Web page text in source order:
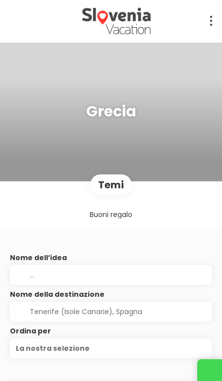
Grecia
Temi
Buoni regalo
Nome dell’idea
Nome della destinazione
Ordina per
La nostra selezione